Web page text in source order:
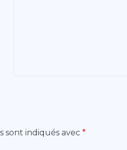
sont indiqués avec *